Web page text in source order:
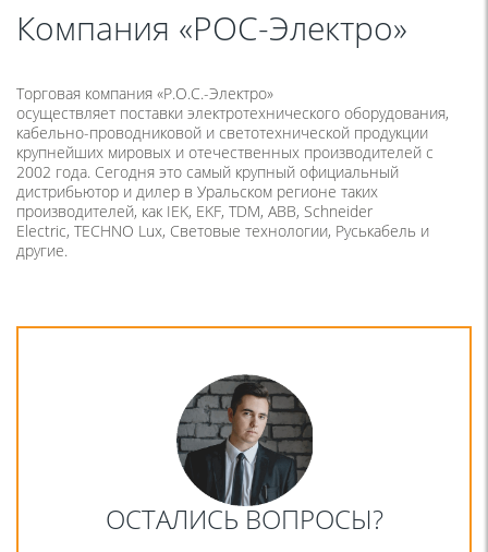
Компания «РОС-Электро»
Торговая компания «Р.О.С.-Электро»
осуществляет поставки электротехнического оборудования,
кабельно-проводниковой и светотехнической продукции
крупнейших мировых и отечественных производителей с
2002 года. Сегодня это самый крупный официальный
дистрибьютор и дилер в Уральском регионе таких
производителей, как IEK, EKF, TDM, ABB, Schneider
Electric, TECHNO Lux, Световые технологии, Руськабель и
другие.
ОСТАЛИСЬ ВОПРОСЫ?